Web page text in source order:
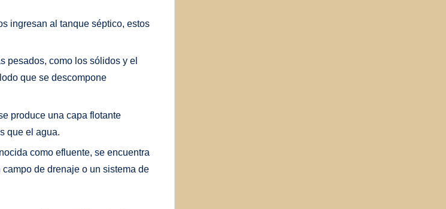
ingresan al tanque séptico, estos
pesados, como los sólidos y el
que se descompone
produce una capa flotante
que el agua.
como efluente, se encuentra
de drenaje o un sistema de